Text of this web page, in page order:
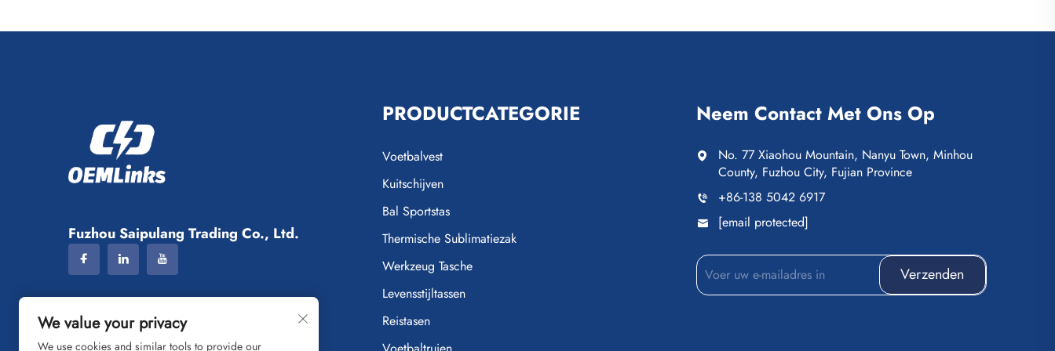
Fuzhou Saipulang Trading Co., Ltd.
PRODUCTCATEGORIE
Voetbalvest
Kuitschijven
Bal Sportstas
Thermische Sublimatiezak
Werkzeug Tasche
Levensstijltassen
Reistasen
Neem Contact Met Ons Op
No. 77 Xiaohou Mountain, Nanyu Town, Minhou
County, Fuzhou City, Fujian Province
+86-138 5042 6917
[email protected]
Verzenden
We value your privacy
We use cookies and similar tools to provide our